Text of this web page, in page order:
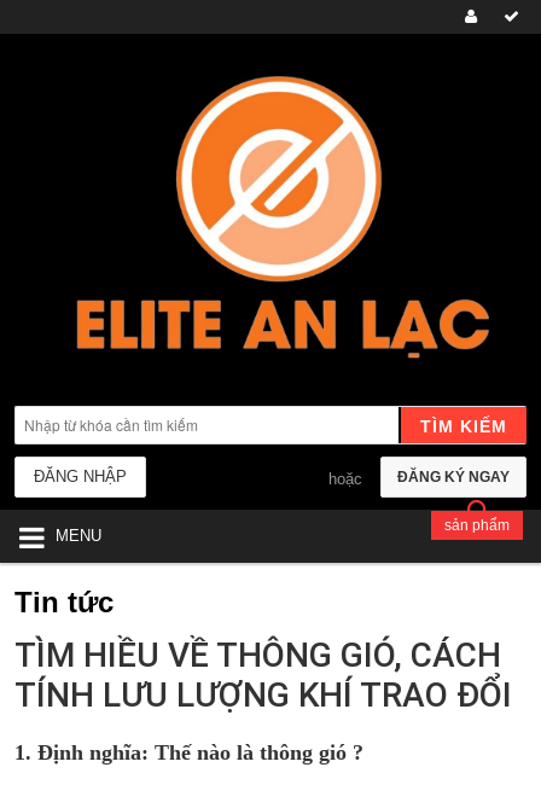
TÌM KIẾM
ĐĂNG KÝ NGAY
hoặc
ĐĂNG NHẬP
MENU
sản phẩm
Tin tức
TÌM HIỀU VỀ THÔNG GIÓ, CÁCH
TÍNH LƯU LƯỢNG KHÍ TRAO ĐỔI
1. Định nghĩa: Thế nào là thông gió ?